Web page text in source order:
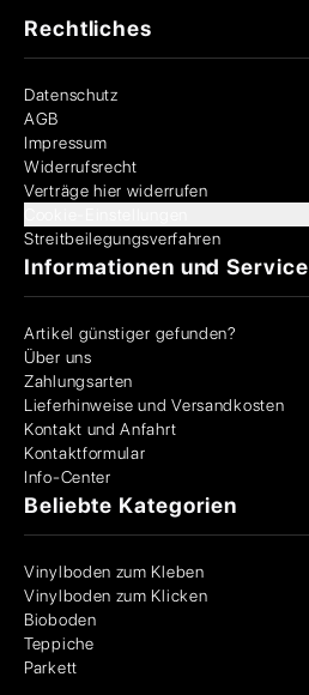
Rechtliches
Datenschutz
AGB
Impressum
Widerrufsrecht
Verträge hier widerrufen
Streitbeilegungsverfahren
Informationen und Service
Artikel günstiger gefunden?
Über uns
Zahlungsarten
Lieferhinweise und Versandkosten
Kontakt und Anfahrt
Kontaktformular
Info-Center
Beliebte Kategorien
Vinylboden zum Kleben
Vinylboden zum Klicken
Bioboden
Teppiche
Parkett